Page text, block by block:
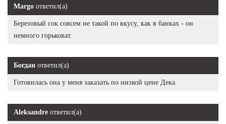
Margo ответил(а)
Березовый сок совсем не такой по вкусу, как в банках - он
немного горьковат.
Богдан ответил(а)
Готовилась она у меня заказать по низкой цене Дека.
Aleksandre ответил(а)